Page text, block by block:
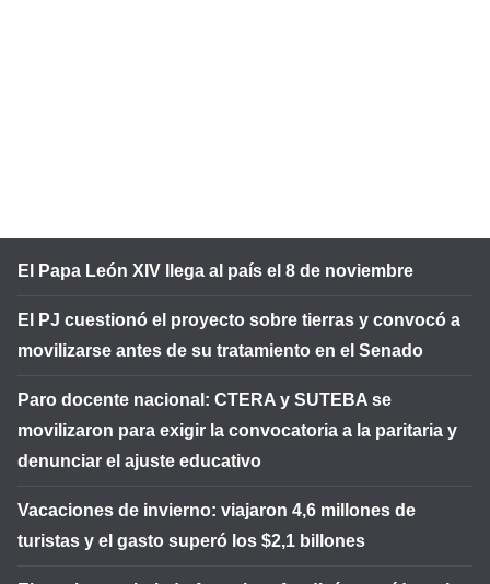
El Papa León XIV llega al país el 8 de noviembre
El PJ cuestionó el proyecto sobre tierras y convocó a
movilizarse antes de su tratamiento en el Senado
Paro docente nacional: CTERA y SUTEBA se
movilizaron para exigir la convocatoria a la paritaria y
denunciar el ajuste educativo
Vacaciones de invierno: viajaron 4,6 millones de
turistas y el gasto superó los $2,1 billones